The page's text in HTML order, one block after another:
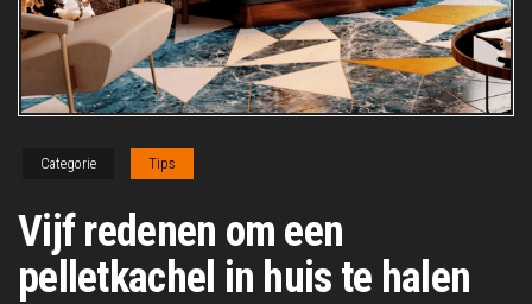
Categorie Tips
Vijf redenen om een
pelletkachel in huis te halen